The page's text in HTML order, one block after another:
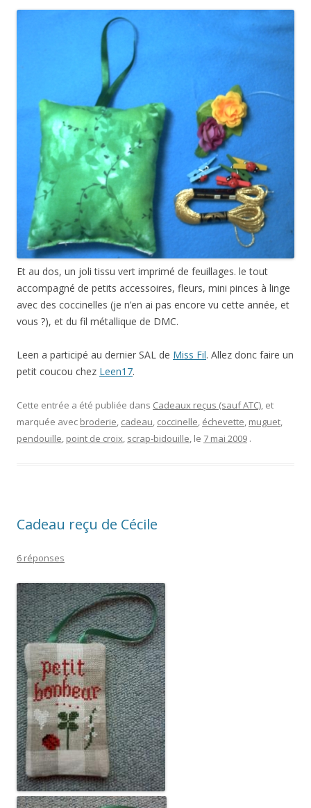
Et au dos, un joli tissu vert imprimé de feuillages. le tout
accompagné de petits accessoires, fleurs, mini pinces à linge
avec des coccinelles (je n’en ai pas encore vu cette année, et
vous ?), et du fil métallique de DMC.
Leen a participé au dernier SAL de Miss Fil. Allez donc faire un
petit coucou chez Leen17.
Cette entrée a été publiée dans Cadeaux reçus (sauf ATC), et
marquée avec broderie, cadeau, coccinelle, échevette, muguet,
pendouille, point de croix, scrap-bidouille, le 7 mai 2009 .
Cadeau reçu de Cécile
6 réponses